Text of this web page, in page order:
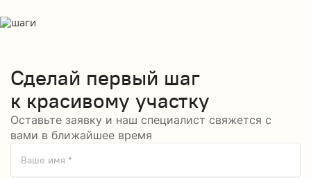
Сделай первый шаг
к красивому участку
Оставьте заявку и наш специалист свяжется с
вами в ближайшее время
Ваше имя *